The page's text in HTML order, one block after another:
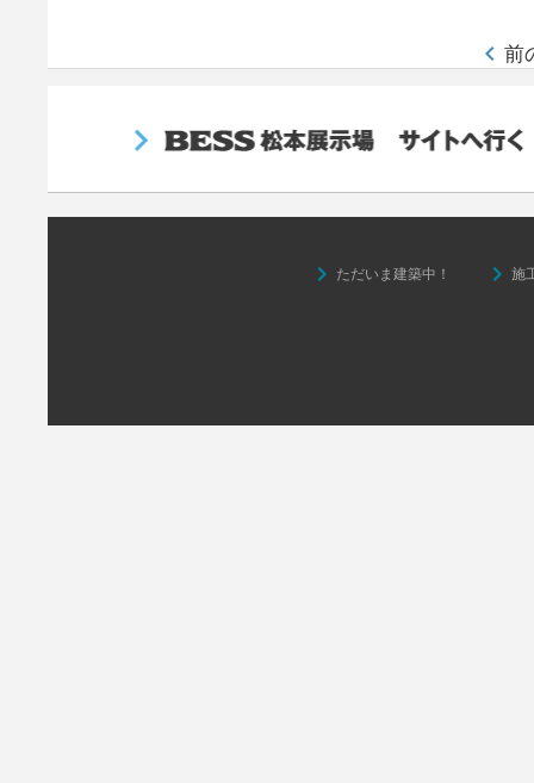
keyboard_arrow_left 前
keyboard_arrow_right ただいま建築中！ keyboard_arrow_right 施